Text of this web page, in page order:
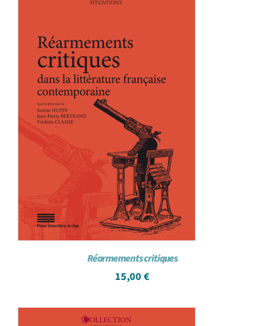
Panier WooCommerce
Réarmements critiques
15,00 €